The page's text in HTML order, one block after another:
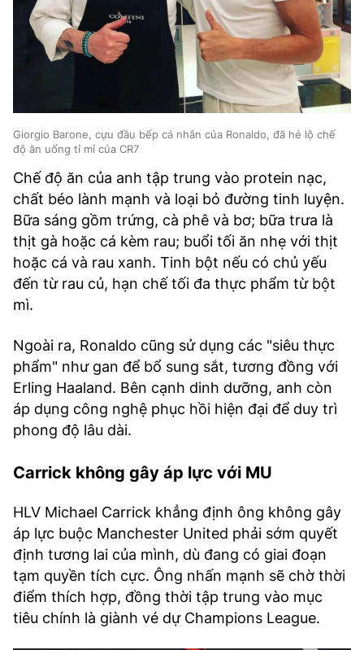
Giorgio Barone, cựu đầu bếp cá nhân của Ronaldo, đã hé lộ chế
độ ăn uống tỉ mỉ của CR7
Chế độ ăn của anh tập trung vào protein nạc,
chất béo lành mạnh và loại bỏ đường tinh luyện.
Bữa sáng gồm trứng, cà phê và bơ; bữa trưa là
thịt gà hoặc cá kèm rau; buổi tối ăn nhẹ với thịt
hoặc cá và rau xanh. Tinh bột nếu có chủ yếu
đến từ rau củ, hạn chế tối đa thực phẩm từ bột
mì.
Ngoài ra, Ronaldo cũng sử dụng các "siêu thực
phẩm" như gan để bổ sung sắt, tương đồng với
Erling Haaland. Bên cạnh dinh dưỡng, anh còn
áp dụng công nghệ phục hồi hiện đại để duy trì
phong độ lâu dài.
Carrick không gây áp lực với MU
HLV Michael Carrick khẳng định ông không gây
áp lực buộc Manchester United phải sớm quyết
định tương lai của mình, dù đang có giai đoạn
tạm quyền tích cực. Ông nhấn mạnh sẽ chờ thời
điểm thích hợp, đồng thời tập trung vào mục
tiêu chính là giành vé dự Champions League.